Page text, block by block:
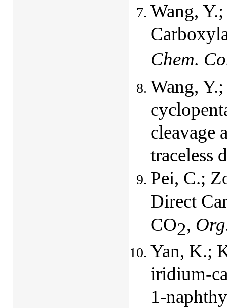
Wang,
Chem.
Wang,
cleavage
traceless
Pei, C.;
Direct
CO2,
Yan, K.;
iridium-
1-